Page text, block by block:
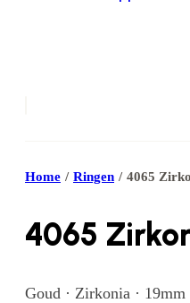
Home / Ringen / 4065
4065
Goud · Zirkonia · 19mm